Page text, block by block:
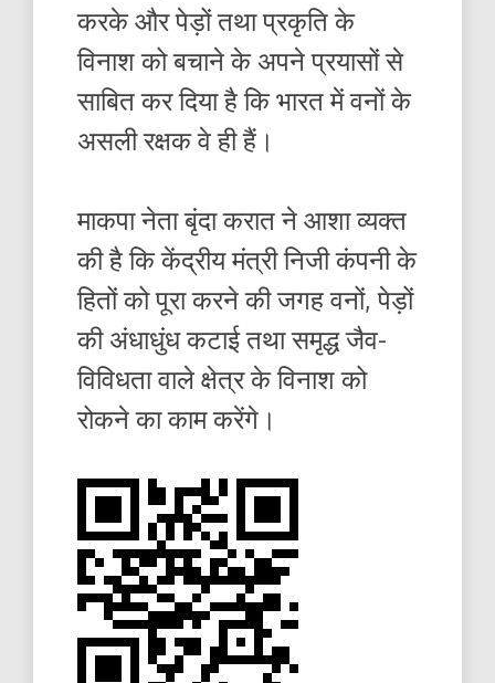
करके और पेड़ों तथा प्रकृति के
विनाश को बचाने के अपने प्रयासों से
साबित कर दिया है कि भारत में वनों के
असली रक्षक वे ही हैं।
माकपा नेता बृंदा करात ने आशा व्यक्त
की है कि केंद्रीय मंत्री निजी कंपनी के
हितों को पूरा करने की जगह वनों, पेड़ों
की अंधाधुंध कटाई तथा समृद्ध जैव-
विविधता वाले क्षेत्र के विनाश को
रोकने का काम करेंगे।